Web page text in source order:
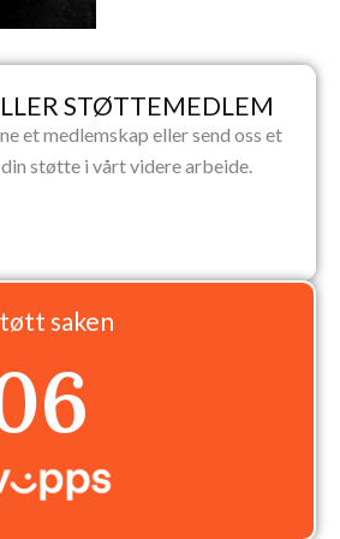
STØTTEMEDLEM
et medlemskap eller send oss et
støtte i vårt videre arbeide.
saken